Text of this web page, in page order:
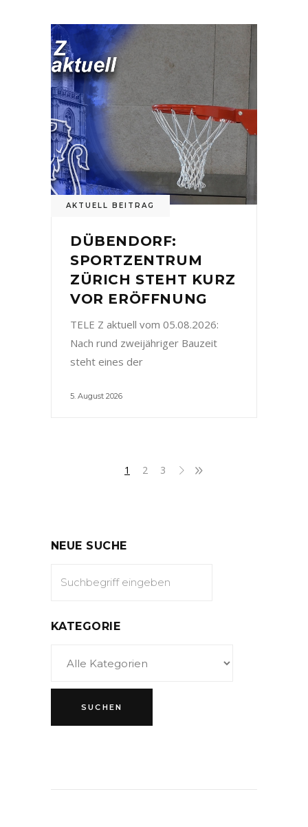
AKTUELL BEITRAG
DÜBENDORF:
SPORTZENTRUM
ZÜRICH STEHT KURZ
VOR ERÖFFNUNG
TELE Z aktuell vom 05.08.2026:
Nach rund zweijähriger Bauzeit
steht eines der
5. August 2026
1 2 3
NEUE SUCHE
KATEGORIE